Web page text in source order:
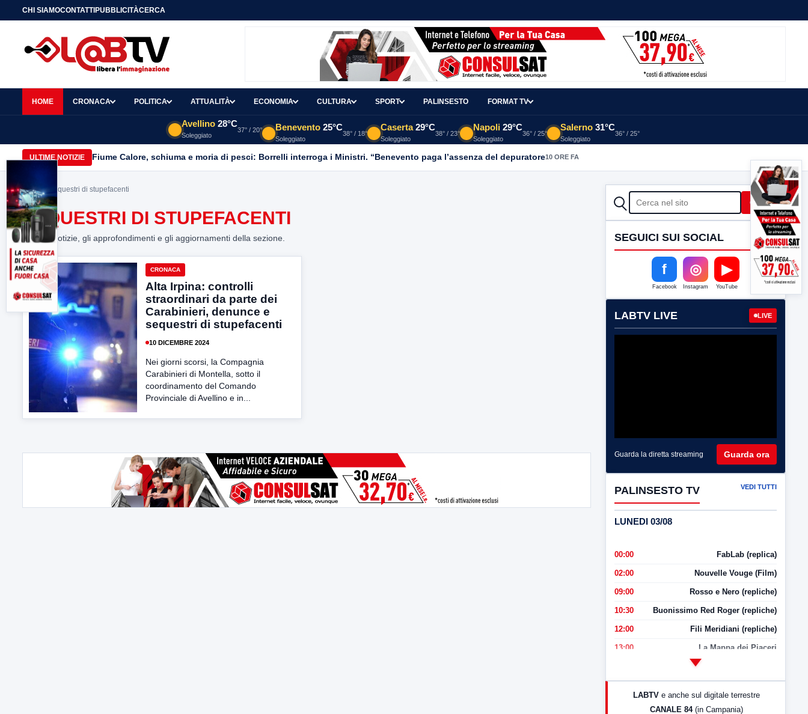
CHI SIAMOCONTATTIPUBBLICITÀCERCA
HOME CRONACA POLITICA ATTUALITÀ ECONOMIA CULTURA SPORT PALINSESTO FORMAT TV
Avellino 28°C
Soleggiato
37° / 20° Benevento 25°C
Soleggiato
38° / 18°
Caserta 29°C
Soleggiato
38° / 23°
Napoli 29°C
Soleggiato
36° / 25°
Salerno 31°C
Soleggiato
36° / 25°
ULTIME NOTIZIE Fiume Calore, schiuma e moria di pesci: Borrelli interroga i Ministri. “Benevento paga l’assenza del depuratore10 ORE FA
Home> sequestri di stupefacenti
SEQUESTRI DI STUPEFACENTI
Tutte le notizie, gli approfondimenti e gli aggiornamenti della sezione.
CRONACA
Alta Irpina: controlli
straordinari da parte dei
Carabinieri, denunce e
sequestri di stupefacenti
10 DICEMBRE 2024
Nei giorni scorsi, la Compagnia
Carabinieri di Montella, sotto il
coordinamento del Comando
Provinciale di Avellino e in...
CERCA Cerca
SEGUICI SUI SOCIAL
f
Facebook
◎
Instagram
▶
YouTube
LABTV LIVE LIVE
Guarda la diretta streaming Guarda ora
PALINSESTO TV VEDI TUTTI
LUNEDI 03/08
00:00 FabLab (replica)
02:00 Nouvelle Vouge (Film)
09:00 Rosso e Nero (repliche)
10:30 Buonissimo Red Roger (repliche)
12:00 Fili Meridiani (repliche)
13:00 La Mappa dei Piaceri
LABTV e anche sul digitale terrestre
CANALE 84 (in Campania)